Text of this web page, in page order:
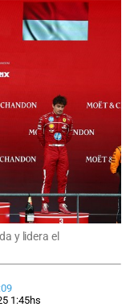
y lidera el
1:45hs